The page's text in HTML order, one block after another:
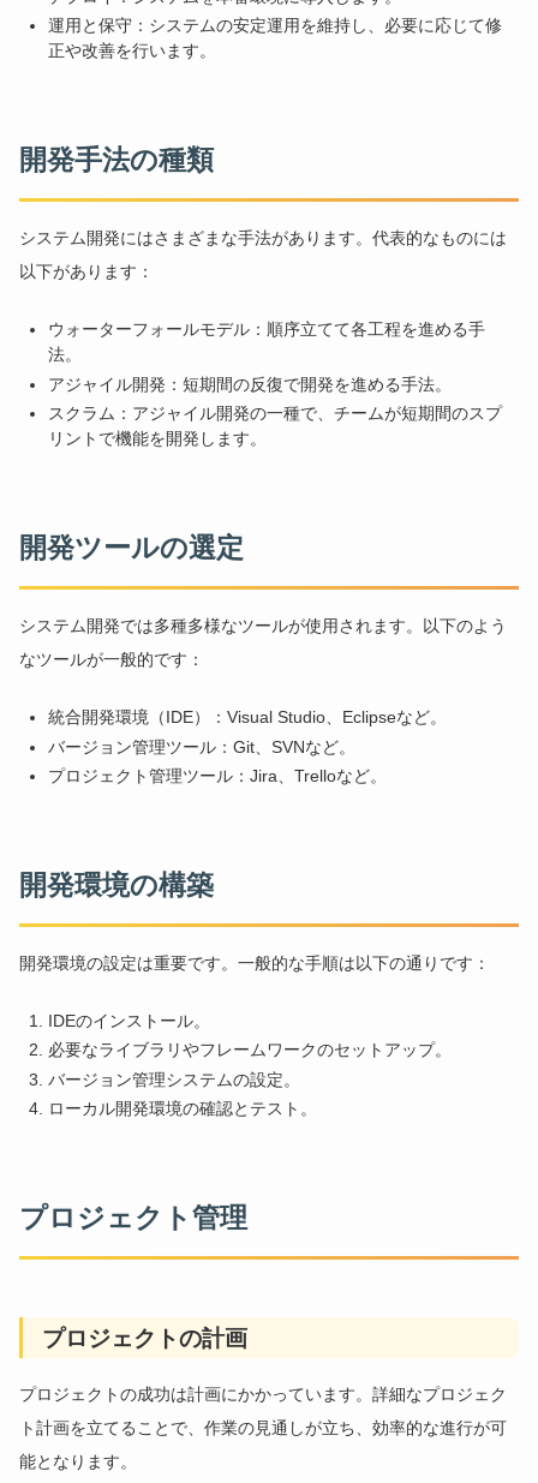
運用と保守：システムの安定運用を維持し、必要に応じて修
正や改善を行います。
開発手法の種類
システム開発にはさまざまな手法があります。代表的なものには
以下があります：
ウォーターフォールモデル：順序立てて各工程を進める手
法。
アジャイル開発：短期間の反復で開発を進める手法。
スクラム：アジャイル開発の一種で、チームが短期間のスプ
リントで機能を開発します。
開発ツールの選定
システム開発では多種多様なツールが使用されます。以下のよう
なツールが一般的です：
統合開発環境（IDE）：Visual Studio、Eclipseなど。
バージョン管理ツール：Git、SVNなど。
プロジェクト管理ツール：Jira、Trelloなど。
開発環境の構築
開発環境の設定は重要です。一般的な手順は以下の通りです：
IDEのインストール。
必要なライブラリやフレームワークのセットアップ。
バージョン管理システムの設定。
ローカル開発環境の確認とテスト。
プロジェクト管理
プロジェクトの計画
プロジェクトの成功は計画にかかっています。詳細なプロジェク
ト計画を立てることで、作業の見通しが立ち、効率的な進行が可
能となります。